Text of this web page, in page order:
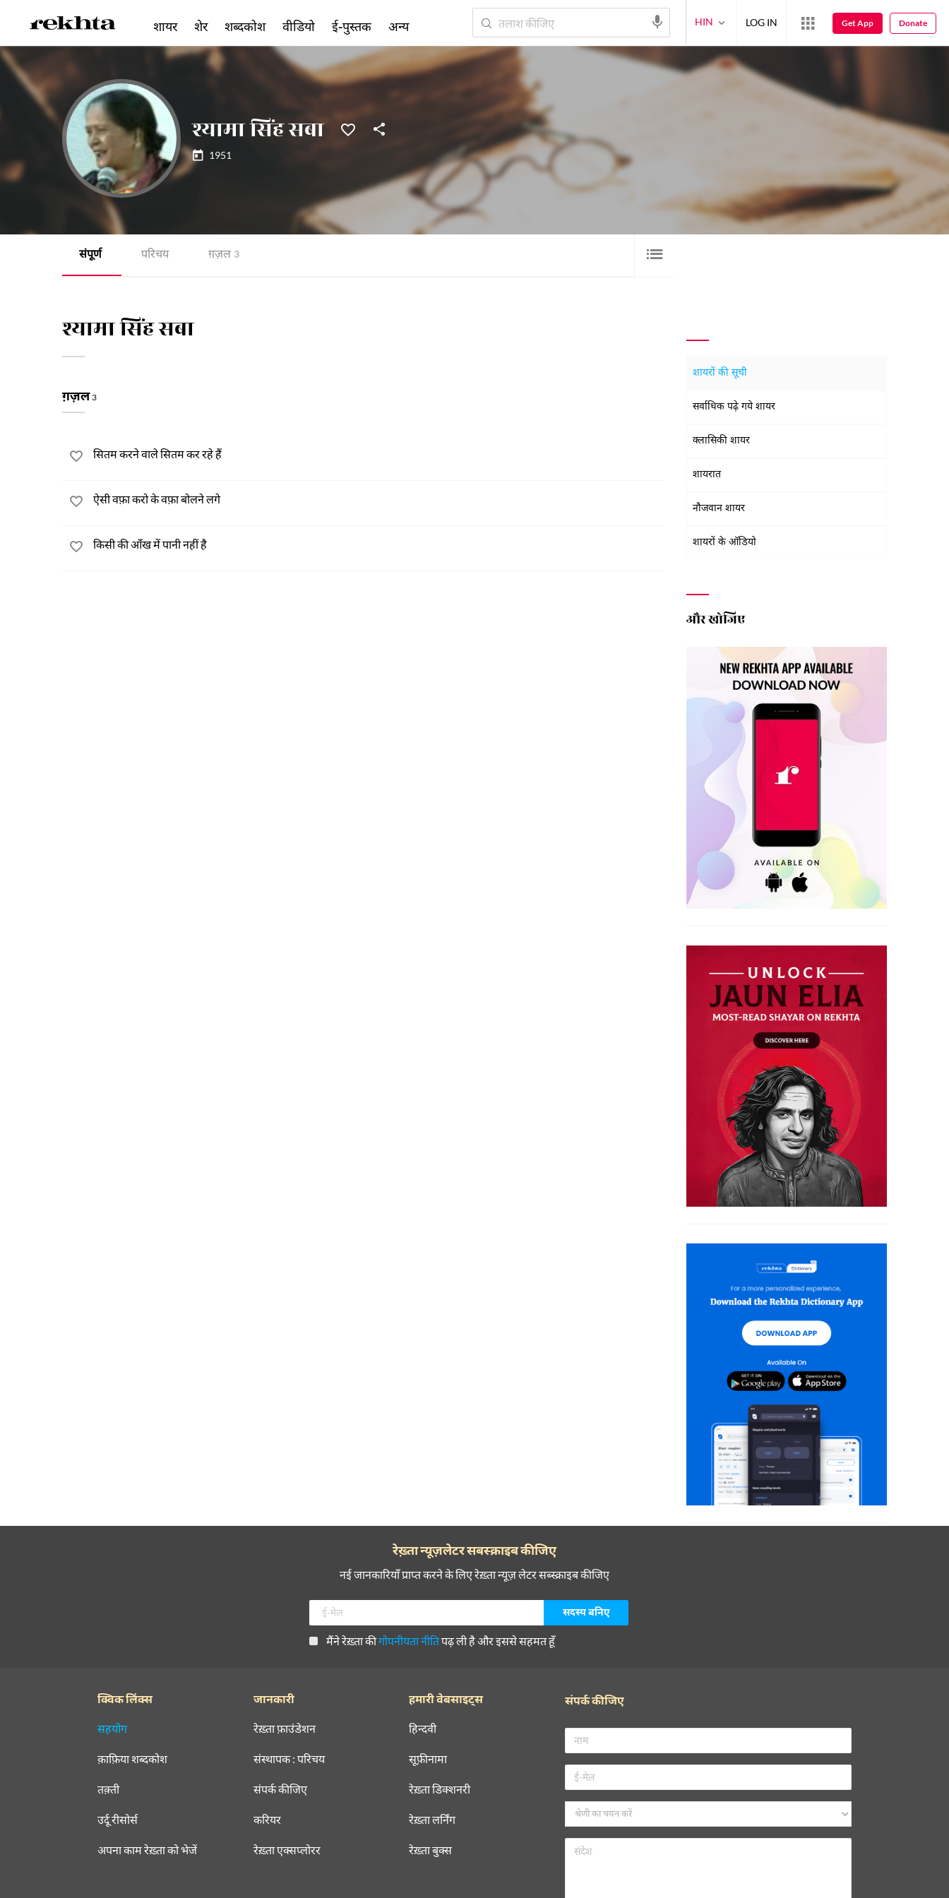
श्यामा सिंह सबा
1951
संपूर्ण परिचय ग़ज़ल 3
श्यामा सिंह सबा
ग़ज़ल3
सितम करने वाले सितम कर रहे हैं
ऐसी वफ़ा करो के वफ़ा बोलने लगे
किसी की आँख में पानी नहीं है
शायरों की सूची
सर्वाधिक पढ़े गये शायर
क्लासिकी शायर
शायरात
नौजवान शायर
शायरों के ऑडियो
और खोजिए
शायर शेर शब्दकोश वीडियो ई-पुस्तक अन्य HIN LOG IN Get App Donate
रेख़्ता न्यूज़लेटर सबस्क्राइब कीजिए
नई जानकारियाँ प्राप्त करने के लिए रेख़्ता न्यूज़ लेटर सब्स्क्राइब कीजिए
मैंने रेख़्ता कीगोपनीयता नीतिपढ़ ली है और इससे सहमत हूँ
क्विक लिंक्स
सहयोग
क़ाफ़िया शब्दकोश
तक़्ती
उर्दू रीसोर्स
अपना काम रेख़्ता को भेजें
जानकारी
रेख़्ता फ़ाउंडेशन
संस्थापक : परिचय
संपर्क कीजिए
करियर
रेख़्ता एक्सप्लोरर
हमारी वेबसाइट्स
हिन्दवी
सूफ़ीनामा
रेख़्ता डिक्शनरी
रेख़्ता लर्निंग
रेख़्ता बुक्स
संपर्क कीजिए